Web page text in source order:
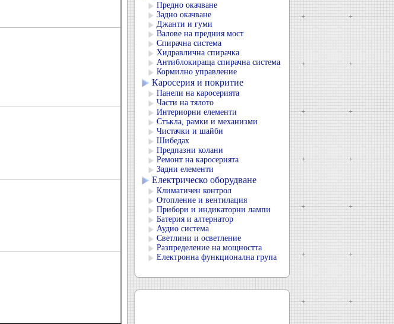
Предно окачване
Задно окачване
Джанти и гуми
Валове на предния мост
Спирачна система
Хидравлична спирачка
Антиблокираща спирачна система
Кормилно управление
Каросерия и покритие
Панели на каросерията
Части на тялото
Интериорни елементи
Стъкла, рамки и механизми
Чистачки и шайби
Шибедах
Предпазни колани
Ремонт на каросерията
Задни елементи
Електрическо оборудване
Климатичен контрол
Отопление и вентилация
Прибори и индикаторни лампи
Батерия и алтернатор
Аудио система
Светлини и осветление
Разпределение на мощността
Електронна функционална група